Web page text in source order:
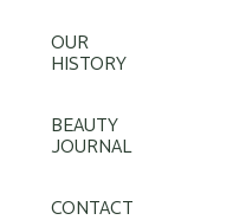
OUR
HISTORY
BEAUTY
JOURNAL
CONTACT